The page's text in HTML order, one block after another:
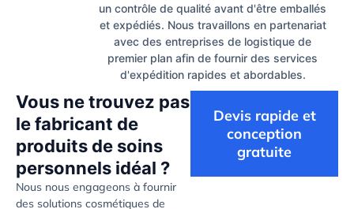
un contrôle de qualité avant d'être emballés
et expédiés. Nous travaillons en partenariat
avec des entreprises de logistique de
premier plan afin de fournir des services
d'expédition rapides et abordables.
Vous ne trouvez pas
le fabricant de
produits de soins
personnels idéal ?
Nous nous engageons à fournir
des solutions cosmétiques de
Devis rapide et
conception
gratuite